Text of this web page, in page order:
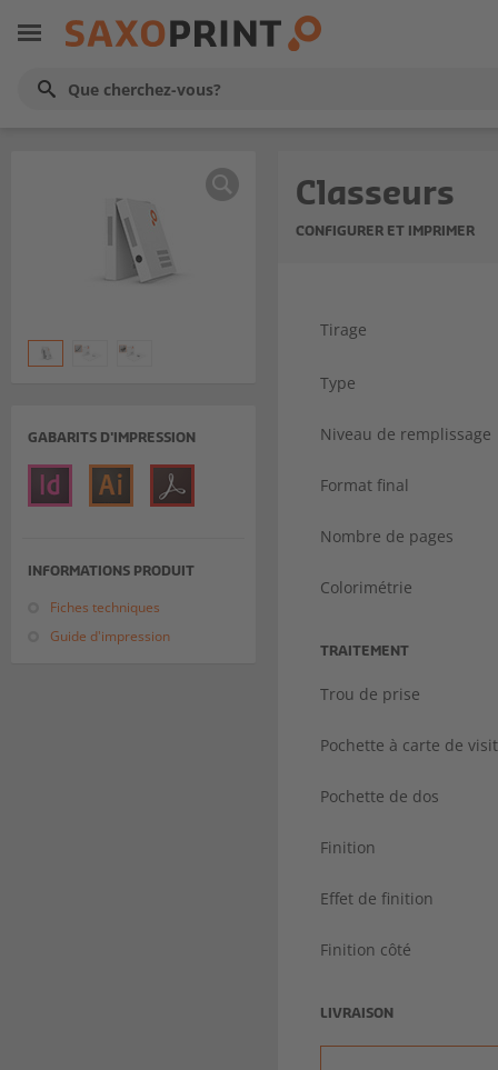
GABARITS D'IMPRESSION
INFORMATIONS PRODUIT
Fiches techniques
Guide d'impression
Classeurs
CONFIGURER ET IMPRIMER
Tirage
Type
Niveau de remplissage
Format final
Nombre de pages
Colorimétrie
TRAITEMENT
Trou de prise
Pochette à carte de
Pochette de dos
Finition
Effet de finition
Finition côté
LIVRAISON